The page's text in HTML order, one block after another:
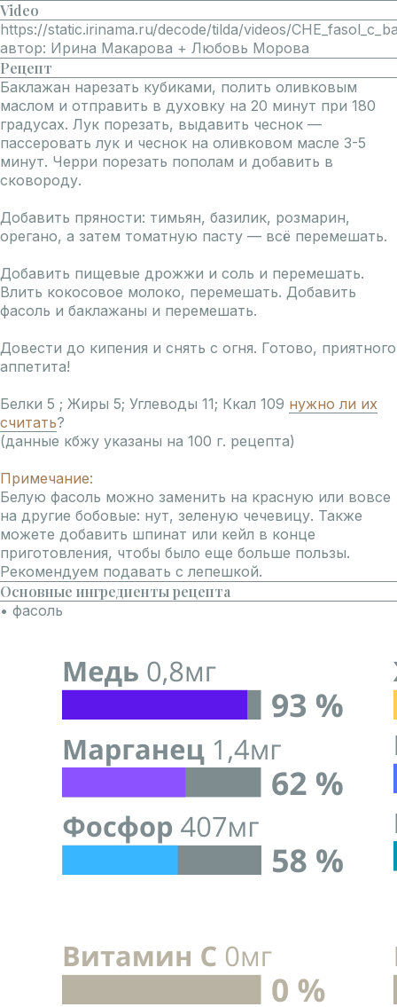
Video
https://static.irinama.ru/decode/tilda/videos/
автор: Ирина Макарова + Любовь Морова
Рецепт
Баклажан нарезать кубиками, полить оливковым
маслом и отправить в духовку на 20 минут при 180
градусах. Лук порезать, выдавить чеснок —
пассеровать лук и чеснок на оливковом масле 3-5
минут. Черри порезать пополам и добавить в
сковороду.
Добавить пряности: тимьян, базилик, розмарин,
орегано, а затем томатную пасту — всё перемешать.
Добавить пищевые дрожжи и соль и перемешать.
Влить кокосовое молоко, перемешать. Добавить
фасоль и баклажаны и перемешать.
Довести до кипения и снять с огня. Готово, приятного
аппетита!
Белки 5 ; Жиры 5; Углеводы 11; Ккал 109 нужно ли их
считать?
(данные кбжу указаны на 100 г. рецепта)
Примечание:
Белую фасоль можно заменить на красную или вовсе
на другие бобовые: нут, зеленую чечевицу. Также
можете добавить шпинат или кейл в конце
приготовления, чтобы было еще больше пользы.
Рекомендуем подавать с лепешкой.
Основные ингредиенты рецепта
• фасоль